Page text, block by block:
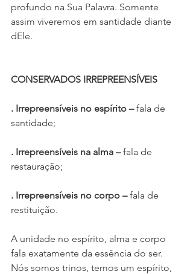
profundo na Sua Palavra. Somente
assim viveremos em santidade diante
dEle.
CONSERVADOS IRREPREENSÍVEIS
. Irrepreensíveis no espírito – fala de
santidade;
. Irrepreensíveis na alma – fala de
restauração;
. Irrepreensíveis no corpo – fala de
restituição.
A unidade no espírito, alma e corpo
fala exatamente da essência do ser.
Nós somos trinos, temos um espírito,